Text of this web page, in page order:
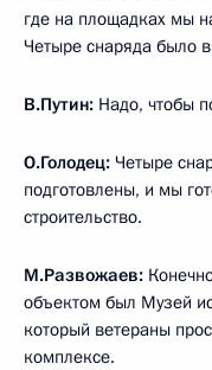
где на площадках мы
Четыре снаряда было
В.Путин: Надо, чтобы
О.Голодец: Четыре
подготовлены, и мы
строительство.
М.Развожаев:
объектом был Музей
который ветераны
комплексе.